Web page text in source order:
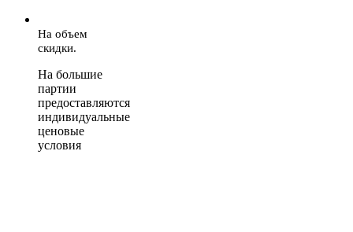
На объем
скидки.
На большие
партии
предоставляются
индивидуальные
ценовые
условия